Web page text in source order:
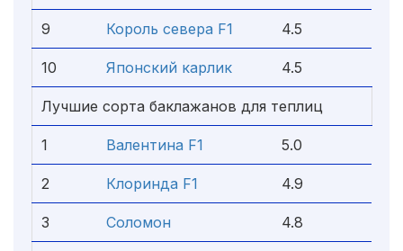
9 Король севера F1 4.5
10 Японский карлик 4.5
Лучшие сорта баклажанов для теплиц
1 Валентина F1 5.0
2 Клоринда F1 4.9
3 Соломон 4.8